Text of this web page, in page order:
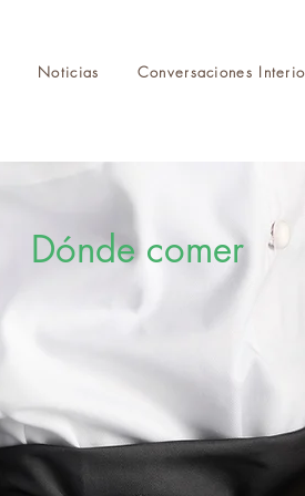
Noticias Conversaciones
Dónde comer